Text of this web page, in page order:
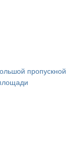
пропускной